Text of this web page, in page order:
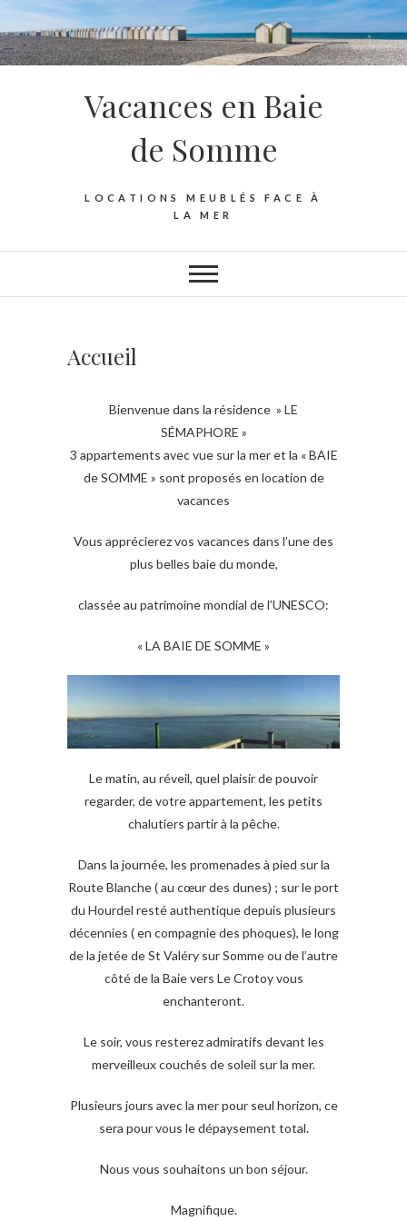
Vacances en Baie
de Somme
LOCATIONS MEUBLÉS FACE À
LA MER
Accueil
Bienvenue dans la résidence » LE
SÉMAPHORE »
3 appartements avec vue sur la mer et la « BAIE
de SOMME » sont proposés en location de
vacances
Vous apprécierez vos vacances dans l’une des
plus belles baie du monde,
classée au patrimoine mondial de l’UNESCO:
« LA BAIE DE SOMME »
Le matin, au réveil, quel plaisir de pouvoir
regarder, de votre appartement, les petits
chalutiers partir à la pêche.
Dans la journée, les promenades à pied sur la
Route Blanche ( au cœur des dunes) ; sur le port
du Hourdel resté authentique depuis plusieurs
décennies ( en compagnie des phoques), le long
de la jetée de St Valéry sur Somme ou de l’autre
côté de la Baie vers Le Crotoy vous
enchanteront.
Le soir, vous resterez admiratifs devant les
merveilleux couchés de soleil sur la mer.
Plusieurs jours avec la mer pour seul horizon, ce
sera pour vous le dépaysement total.
Nous vous souhaitons un bon séjour.
Magnifique.